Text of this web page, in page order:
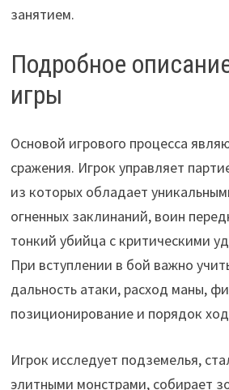
занятием.
Подробное
игры
Основой игрового процесса
сражения. Игрок управляет
из которых обладает
огненных заклинаний, воин
тонкий убийца с критическими
При вступлении в бой важно
дальность атаки, расход маны,
позиционирование и порядок
Игрок исследует подземелья,
элитными монстрами, собирает